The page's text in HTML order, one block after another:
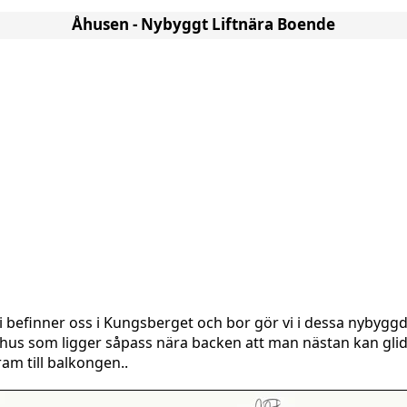
Åhusen - Nybyggt Liftnära Boende
befinner oss i Kungsberget och bor gör vi i dessa
som ligger såpass nära backen att man nästan kan
till balkongen..